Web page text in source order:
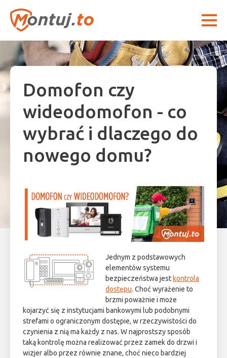
Domofon czy
wideodomofon - co
wybrać i dlaczego do
nowego domu?
Jednym z podstawowych
elementów systemu
bezpieczeństwa jest kontrola
dostępu. Choć wyrażenie to
brzmi poważnie i może
kojarzyć się z instytucjami bankowymi lub podobnymi
strefami o ograniczonym dostępie, w rzeczywistości do
czynienia z nią ma każdy z nas. W najprostszy sposób
taką kontrolę można realizować przez zamek do drzwi i
wizjer albo przez równie znane, choć nieco bardziej